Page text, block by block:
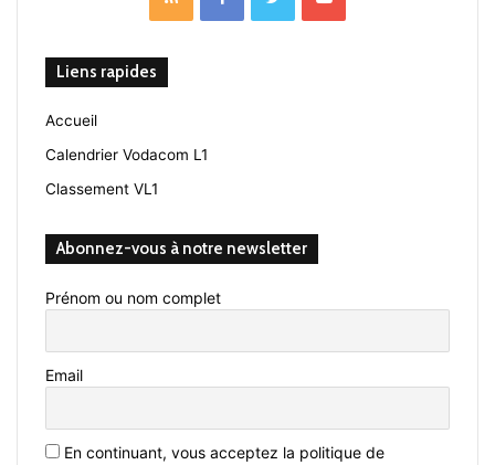
Liens rapides
Accueil
Calendrier Vodacom L1
Classement VL1
Abonnez-vous à notre newsletter
Prénom ou nom complet
Email
En continuant, vous acceptez la politique de